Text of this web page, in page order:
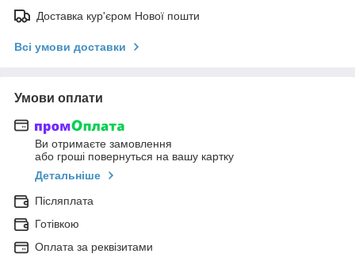
Доставка кур'єром Нової пошти
Всі умови доставки
Умови оплати
Ви отримаєте замовлення
або гроші повернуться на вашу картку
Детальніше
Післяплата
Готівкою
Оплата за реквізитами